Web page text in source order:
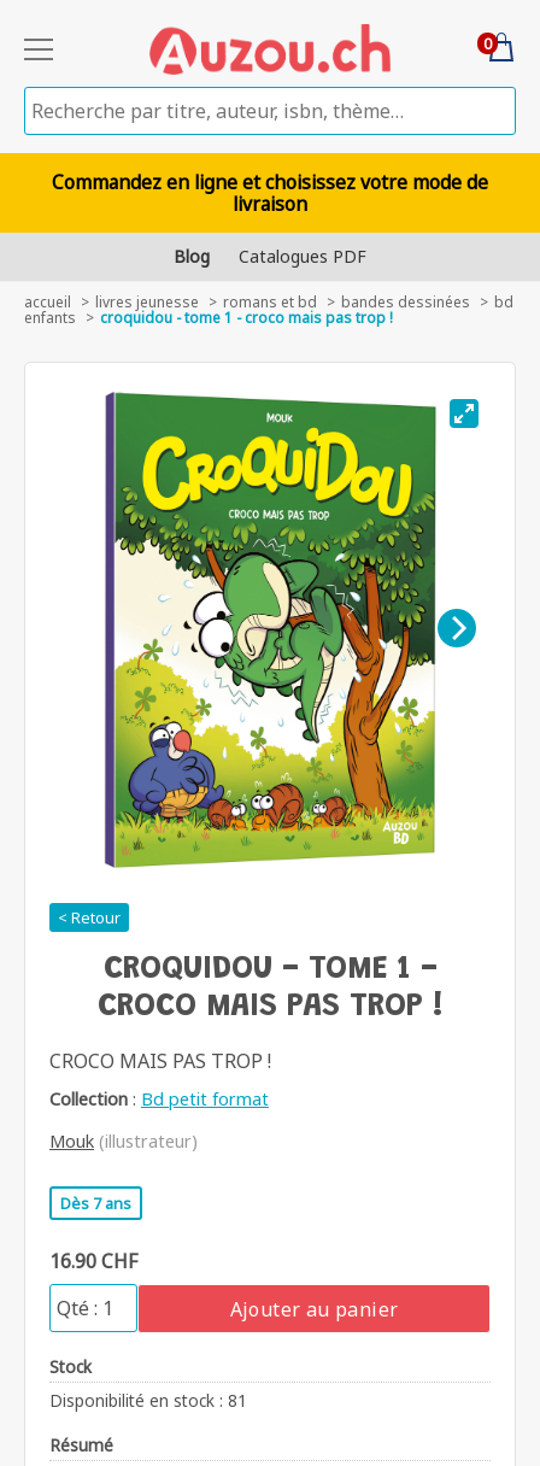
0
Commandez en ligne et choisissez votre mode de
livraison
Blog Catalogues PDF
accueil livres jeunesse romans et bd bandes dessinées bd
enfants croquidou - tome 1 - croco mais pas trop !
< Retour
CROQUIDOU - TOME 1 -
CROCO MAIS PAS TROP !
CROCO MAIS PAS TROP !
Collection : Bd petit format
Mouk (illustrateur)
Dès 7 ans
16.90 CHF
Ajouter au panier
Stock
Disponibilité en stock : 81
Résumé